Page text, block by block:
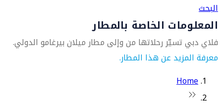
البحث
المعلومات الخاصة بالمطار
فلاي دبي تسيّر رحلاتها من وإلى مطار ميلان بيرغامو الدولي.
معرفة المزيد عن هذا المطار.
Home